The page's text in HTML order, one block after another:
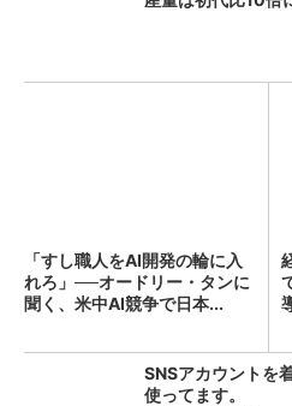
「すし職人をAI開発の輪に入
れろ」──オードリー・タンに
聞く、米中AI競争で日本...
SNSアカウントを
使ってます。